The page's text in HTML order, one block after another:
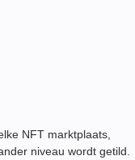
NFT marktplaats,
niveau wordt getild.